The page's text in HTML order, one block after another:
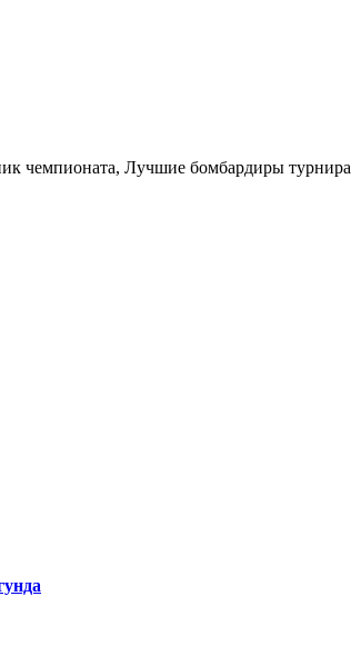
чемпионата, Лучшие бомбардиры турнира